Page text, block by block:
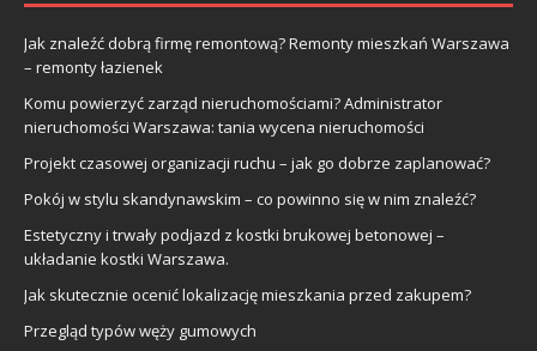
Jak znaleźć dobrą firmę remontową? Remonty mieszkań Warszawa
– remonty łazienek
Komu powierzyć zarząd nieruchomościami? Administrator
nieruchomości Warszawa: tania wycena nieruchomości
Projekt czasowej organizacji ruchu – jak go dobrze zaplanować?
Pokój w stylu skandynawskim – co powinno się w nim znaleźć?
Estetyczny i trwały podjazd z kostki brukowej betonowej –
układanie kostki Warszawa.
Jak skutecznie ocenić lokalizację mieszkania przed zakupem?
Przegląd typów węży gumowych